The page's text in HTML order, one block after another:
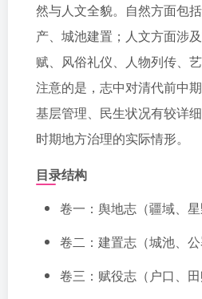
然与人文全貌。自然方面包
产、城池建置；人文方面涉
赋、风俗礼仪、人物列传、
注意的是，志中对清代前中
基层管理、民生状况有较详
时期地方治理的实际情形。
目录结构
卷一：舆地志（疆域、星
卷二：建置志（城池、公
卷三：赋役志（户口、田